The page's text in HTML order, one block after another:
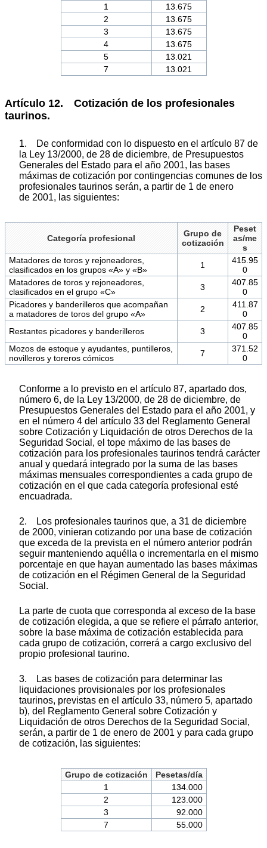
1
13.675
2
13.675
3
13.675
4
13.675
5
13.021
7
13.021
Artículo 12. Cotización de los profesionales
taurinos.
1. De conformidad con lo dispuesto en el artículo 87 de
la Ley 13/2000, de 28 de diciembre, de Presupuestos
Generales del Estado para el año 2001, las bases
máximas de cotización por contingencias comunes de los
profesionales taurinos serán, a partir de 1 de enero
de 2001, las siguientes:
Categoría profesional
Grupo de
cotización
Peset
as/me
s
Matadores de toros y rejoneadores,
clasificados en los grupos «A» y «B»
1
415.95
0
Matadores de toros y rejoneadores,
clasificados en el grupo «C»
3
407.85
0
Picadores y banderilleros que acompañan
a matadores de toros del grupo «A»
2
411.87
0
Restantes picadores y banderilleros
3
407.85
0
Mozos de estoque y ayudantes, puntilleros,
novilleros y toreros cómicos
7
371.52
0
Conforme a lo previsto en el artículo 87, apartado dos,
número 6, de la Ley 13/2000, de 28 de diciembre, de
Presupuestos Generales del Estado para el año 2001, y
en el número 4 del artículo 33 del Reglamento General
sobre Cotización y Liquidación de otros Derechos de la
Seguridad Social, el tope máximo de las bases de
cotización para los profesionales taurinos tendrá carácter
anual y quedará integrado por la suma de las bases
máximas mensuales correspondientes a cada grupo de
cotización en el que cada categoría profesional esté
encuadrada.
2. Los profesionales taurinos que, a 31 de diciembre
de 2000, vinieran cotizando por una base de cotización
que exceda de la prevista en el número anterior podrán
seguir manteniendo aquélla o incrementarla en el mismo
porcentaje en que hayan aumentado las bases máximas
de cotización en el Régimen General de la Seguridad
Social.
La parte de cuota que corresponda al exceso de la base
de cotización elegida, a que se refiere el párrafo anterior,
sobre la base máxima de cotización establecida para
cada grupo de cotización, correrá a cargo exclusivo del
propio profesional taurino.
3. Las bases de cotización para determinar las
liquidaciones provisionales por los profesionales
taurinos, previstas en el artículo 33, número 5, apartado
b), del Reglamento General sobre Cotización y
Liquidación de otros Derechos de la Seguridad Social,
serán, a partir de 1 de enero de 2001 y para cada grupo
de cotización, las siguientes:
Grupo de cotización
Pesetas/día
1
134.000
2
123.000
3
92.000
7
55.000